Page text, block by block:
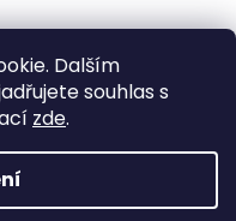
Dalším
souhlas s
zde.
Premium